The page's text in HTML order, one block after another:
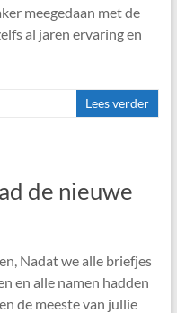
meegedaan met de
al jaren ervaring en
Lees verder
de nieuwe
Nadat we alle briefjes
en alle namen hadden
de meeste van jullie